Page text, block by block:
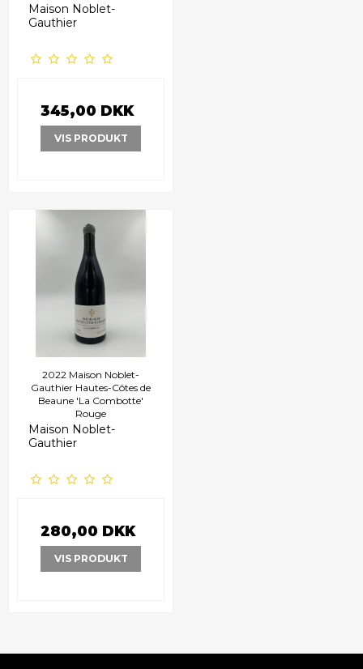
Maison Noblet-
Gauthier
345,00 DKK
VIS PRODUKT
2022 Maison Noblet-
Gauthier Hautes-Côtes de
Beaune 'La Combotte'
Rouge
Maison Noblet-
Gauthier
280,00 DKK
VIS PRODUKT